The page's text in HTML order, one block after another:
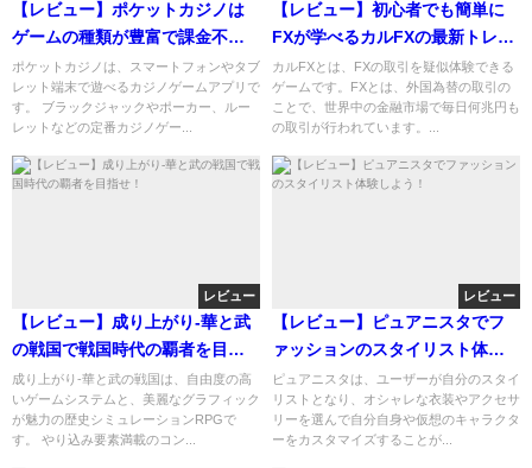
【レビュー】ポケットカジノは
ゲームの種類が豊富で課金不要
で楽しめる！
ポケットカジノは、スマートフォンやタブ
レット端末で遊べるカジノゲームアプリで
す。 ブラックジャックやポーカー、ルー
レットなどの定番カジノゲー...
【レビュー】初心者でも簡単に
FXが学べるカルFXの最新トレン
ド分析法！
カルFXとは、FXの取引を疑似体験できる
ゲームです。FXとは、外国為替の取引の
ことで、世界中の金融市場で毎日何兆円も
の取引が行われています。...
レビュー
【レビュー】成り上がり-華と武
の戦国で戦国時代の覇者を目指
せ！
成り上がり-華と武の戦国は、自由度の高
いゲームシステムと、美麗なグラフィック
が魅力の歴史シミュレーションRPGで
す。 やり込み要素満載のコン...
レビュー
【レビュー】ピュアニスタでフ
ァッションのスタイリスト体験
しよう！
ピュアニスタは、ユーザーが自分のスタイ
リストとなり、オシャレな衣装やアクセサ
リーを選んで自分自身や仮想のキャラクタ
ーをカスタマイズすることが...